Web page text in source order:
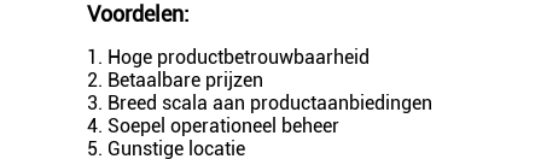
Voordelen:
1. Hoge productbetrouwbaarheid
2. Betaalbare prijzen
3. Breed scala aan productaanbiedingen
4. Soepel operationeel beheer
5. Gunstige locatie